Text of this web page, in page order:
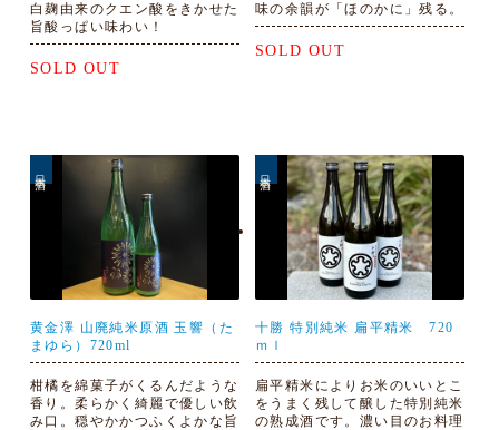
白麹由来のクエン酸をきかせた
旨酸っぱい味わい！
SOLD OUT
味の余韻が「ほのかに」残る。
SOLD OUT
黄金澤 山廃純米原酒 玉響（た
まゆら）720ml
柑橘を綿菓子がくるんだような
香り。柔らかく綺麗で優しい飲
み口。穏やかかつふくよかな旨
十勝 特別純米 扁平精米 720
ｍｌ
扁平精米によりお米のいいとこ
をうまく残して醸した特別純米
の熟成酒です。濃い目のお料理